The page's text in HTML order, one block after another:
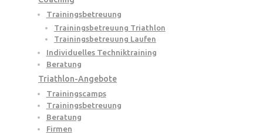
Trainingsbetreuung
Trainingsbetreuung Triathlon
Trainingsbetreuung Laufen
Individuelles Techniktraining
Beratung
Triathlon-Angebote
Trainingscamps
Trainingsbetreuung
Beratung
Firmen